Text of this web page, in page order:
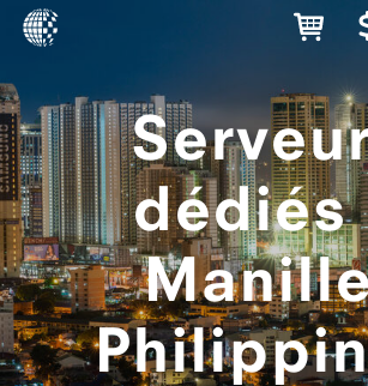
dédiés